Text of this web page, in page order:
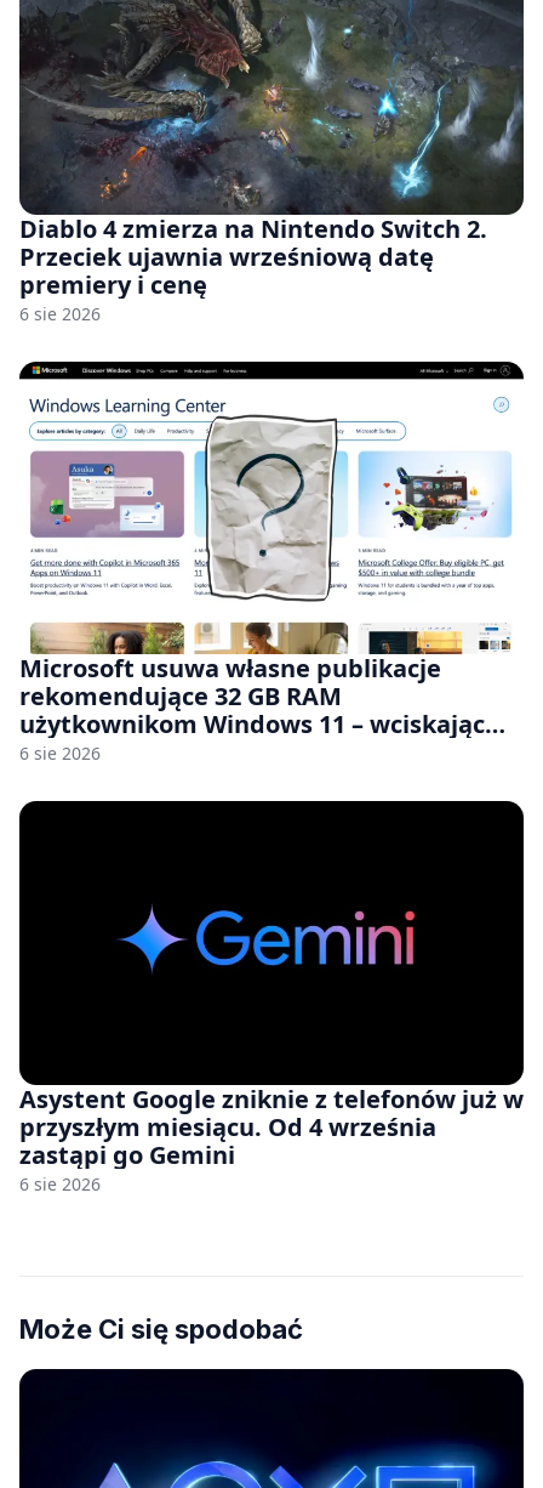
Diablo 4 zmierza na Nintendo Switch 2.
Przeciek ujawnia wrześniową datę
premiery i cenę
6 sie 2026
Microsoft usuwa własne publikacje
rekomendujące 32 GB RAM
użytkownikom Windows 11 – wciskając
nam przy tym komputery z 8 GB RAM po
6 sie 2026
Asystent Google zniknie z telefonów już w
przyszłym miesiącu. Od 4 września
zastąpi go Gemini
6 sie 2026
Może Ci się spodobać